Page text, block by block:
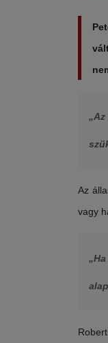
Az
vagy